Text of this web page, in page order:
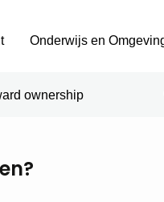
ownership
Onderwijs en